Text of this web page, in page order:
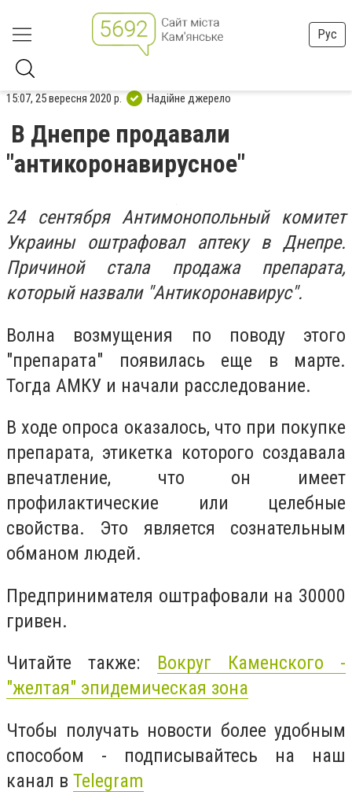
Рус
15:07, 25 вересня 2020 р. Надійне джерело
В Днепре продавали
"антикоронавирусное"
24 сентября Антимонопольный комитет
Украины оштрафовал аптеку в Днепре.
Причиной стала продажа препарата,
который назвали "Антикоронавирус".
Волна возмущения по поводу этого
"препарата" появилась еще в марте.
Тогда АМКУ и начали расследование.
В ходе опроса оказалось, что при покупке
препарата, этикетка которого создавала
впечатление, что он имеет
профилактические или целебные
свойства. Это является сознательным
обманом людей.
Предпринимателя оштрафовали на 30000
гривен.
Читайте также: Вокруг Каменского -
"желтая" эпидемическая зона
Чтобы получать новости более удобным
способом - подписывайтесь на наш
канал в Telegram